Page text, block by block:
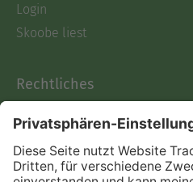
Login
Skoobe liest
Rechtliches
AGB
Informationen nach Data
Act